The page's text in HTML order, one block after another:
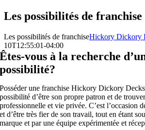
Les possibilités de franchise
Les possibilités de franchiseHickory Dickory
10T12:55:01-04:00
Êtes-vous à la recherche
possibilité?
Posséder une franchise Hickory Dickory
possibilité d’être son propre patron et de
professionnelle et vie privée. C’est l’occasion
et d’être très fier de son travail, tout en étant
marque et par une équipe expérimentée et